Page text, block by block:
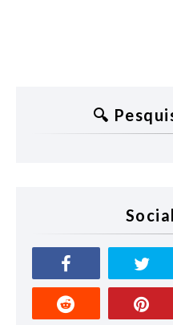
🔍